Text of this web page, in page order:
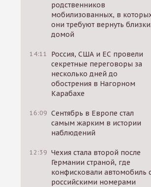
родственников
мобилизованных, в
они требуют вернуть
домой
14:11
Россия, США и ЕС провели
секретные переговоры за
несколько дней до
обострения в Нагорном
Карабахе
16:09 Сентябрь в Европе стал
самым жарким в истории
наблюдений
12:39 Чехия стала второй после
Германии страной, где
конфисковали автомобиль
российскими номерами